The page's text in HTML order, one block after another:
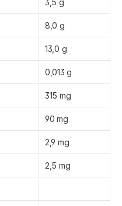
3,5 g
8,0 g
13,0 g
0,013 g
315 mg
90 mg
2,9 mg
2,5 mg